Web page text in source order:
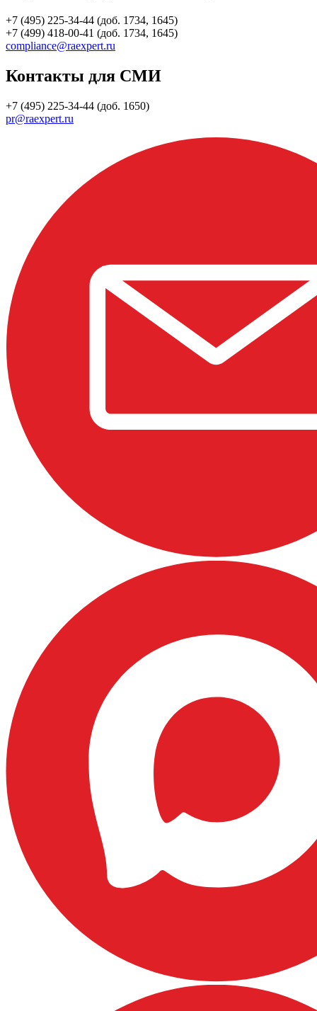
+7 (495) 225-34-44 (доб. 1734, 1645)
+7 (499) 418-00-41 (доб. 1734, 1645)
compliance@raexpert.ru
Контакты для СМИ
+7 (495) 225-34-44 (доб. 1650)
pr@raexpert.ru